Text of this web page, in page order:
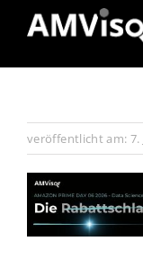
content
Lösungen
Insights
Über uns
veröffentlicht am: 7.